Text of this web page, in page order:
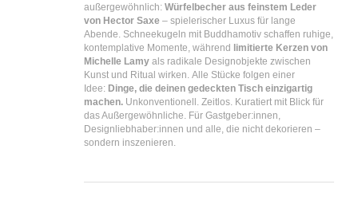
außergewöhnlich:Würfelbecher aus feinstem Leder
von Hector Saxe – spielerischer Luxus für lange
Abende. Schneekugeln mit Buddhamotiv schaffen ruhige,
kontemplative Momente, während
limitierte Kerzen von
Michelle Lamy als radikale Designobjekte zwischen
Kunst und Ritual wirken.Alle Stücke folgen einer
Idee: Dinge, die deinen gedeckten Tisch einzigartig
machen. Unkonventionell. Zeitlos. Kuratiert mit Blick für
das Außergewöhnliche. Für Gastgeber:innen,
Designliebhaber:innen und alle, die nicht dekorieren –
sondern inszenieren.